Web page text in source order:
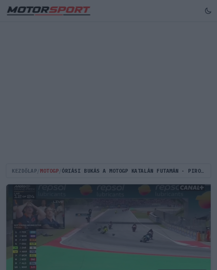
KEZDŐLAP MOTOGP ÓRIÁSI BUKÁS A MOTOGP KATALÁN FUTAMÁN - PIROS ZÁSZLÓVAL ÁLLÍTOTTÁK LE A FUTAMOT (VIDEÓ)